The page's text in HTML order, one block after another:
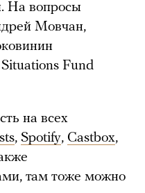
На вопросы
Мовчан,
Fund
на всех
, Spotify, Castbox,
там тоже можно